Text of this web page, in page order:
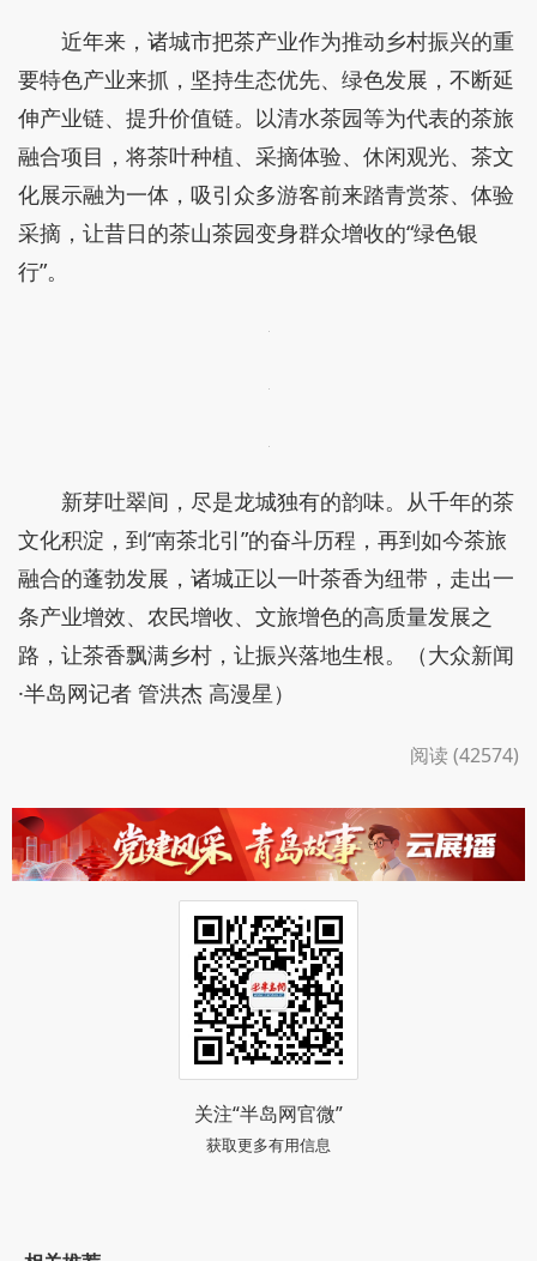
近年来，诸城市把茶产业作为推动乡村振兴的重
要特色产业来抓，坚持生态优先、绿色发展，不断延
伸产业链、提升价值链。以清水茶园等为代表的茶旅
融合项目，将茶叶种植、采摘体验、休闲观光、茶文
化展示融为一体，吸引众多游客前来踏青赏茶、体验
采摘，让昔日的茶山茶园变身群众增收的“绿色银
行”。
新芽吐翠间，尽是龙城独有的韵味。从千年的茶
文化积淀，到“南茶北引”的奋斗历程，再到如今茶旅
融合的蓬勃发展，诸城正以一叶茶香为纽带，走出一
条产业增效、农民增收、文旅增色的高质量发展之
路，让茶香飘满乡村，让振兴落地生根。（大众新闻
·半岛网记者 管洪杰 高漫星）
阅读 (42574)
关注“半岛网官微”
获取更多有用信息